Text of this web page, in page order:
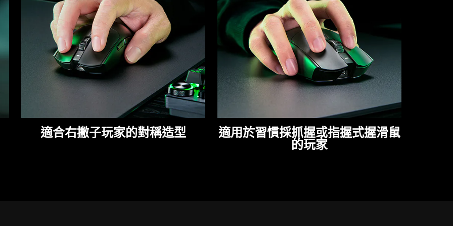
適合右撇子玩家的對稱造型 適用於習慣採抓握或指握式握滑鼠
的玩家